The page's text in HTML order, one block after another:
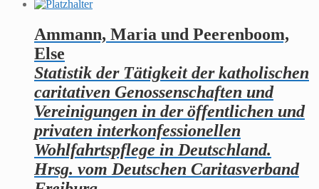
Ammann, Maria und Peerenboom,
Else
Statistik der Tätigkeit der katholischen
caritativen Genossenschaften und
Vereinigungen in der öffentlichen und
privaten interkonfessionellen
Wohlfahrtspflege in Deutschland.
Hrsg. vom Deutschen Caritasverband